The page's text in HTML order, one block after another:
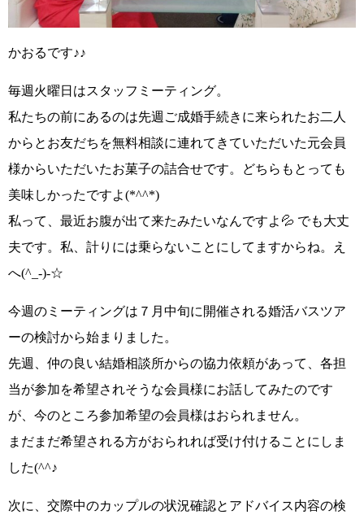
かおるです♪♪
毎週火曜日はスタッフミーティング。
私たちの前にあるのは先週ご成婚手続きに来られたお二人
からとお友だちを無料相談に連れてきていただいた元会員
様からいただいたお菓子の詰合せです。どちらもとっても
美味しかったですよ(*^^*)
私って、最近お腹が出て来たみたいなんですよ💦 でも大丈
夫です。私、計りには乗らないことにしてますからね。え
へ(^_-)-☆
今週のミーティングは７月中旬に開催される婚活バスツア
ーの検討から始まりました。
先週、仲の良い結婚相談所からの協力依頼があって、各担
当が参加を希望されそうな会員様にお話してみたのです
が、 今のところ参加希望の会員様はおられません。
まだまだ希望される方がおられれば受け付けることにしま
した(^^♪
次に、 交際中のカップルの状況確認とアドバイス内容の検